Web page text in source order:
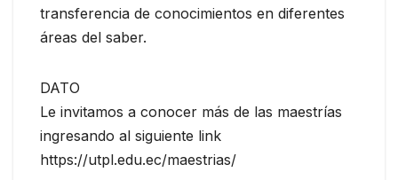
transferencia de conocimientos en diferentes
áreas del saber.
DATO
Le invitamos a conocer más de las maestrías
ingresando al siguiente link
https://utpl.edu.ec/maestrias/